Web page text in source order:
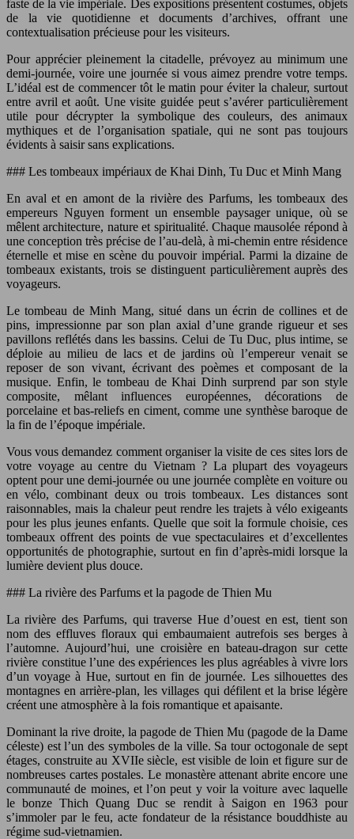
faste de la vie impériale. Des expositions présentent costumes, objets
de la vie quotidienne et documents d’archives, offrant une
contextualisation précieuse pour les visiteurs.
Pour apprécier pleinement la citadelle, prévoyez au minimum une
demi-journée, voire une journée si vous aimez prendre votre temps.
L’idéal est de commencer tôt le matin pour éviter la chaleur, surtout
entre avril et août. Une visite guidée peut s’avérer particulièrement
utile pour décrypter la symbolique des couleurs, des animaux
mythiques et de l’organisation spatiale, qui ne sont pas toujours
évidents à saisir sans explications.
### Les tombeaux impériaux de Khai Dinh, Tu Duc et Minh Mang
En aval et en amont de la rivière des Parfums, les tombeaux des
empereurs Nguyen forment un ensemble paysager unique, où se
mêlent architecture, nature et spiritualité. Chaque mausolée répond à
une conception très précise de l’au-delà, à mi-chemin entre résidence
éternelle et mise en scène du pouvoir impérial. Parmi la dizaine de
tombeaux existants, trois se distinguent particulièrement auprès des
voyageurs.
Le tombeau de Minh Mang, situé dans un écrin de collines et de
pins, impressionne par son plan axial d’une grande rigueur et ses
pavillons reflétés dans les bassins. Celui de Tu Duc, plus intime, se
déploie au milieu de lacs et de jardins où l’empereur venait se
reposer de son vivant, écrivant des poèmes et composant de la
musique. Enfin, le tombeau de Khai Dinh surprend par son style
composite, mêlant influences européennes, décorations de
porcelaine et bas-reliefs en ciment, comme une synthèse baroque de
la fin de l’époque impériale.
Vous vous demandez comment organiser la visite de ces sites lors de
votre voyage au centre du Vietnam ? La plupart des voyageurs
optent pour une demi-journée ou une journée complète en voiture ou
en vélo, combinant deux ou trois tombeaux. Les distances sont
raisonnables, mais la chaleur peut rendre les trajets à vélo exigeants
pour les plus jeunes enfants. Quelle que soit la formule choisie, ces
tombeaux offrent des points de vue spectaculaires et d’excellentes
opportunités de photographie, surtout en fin d’après-midi lorsque la
lumière devient plus douce.
### La rivière des Parfums et la pagode de Thien Mu
La rivière des Parfums, qui traverse Hue d’ouest en est, tient son
nom des effluves floraux qui embaumaient autrefois ses berges à
l’automne. Aujourd’hui, une croisière en bateau-dragon sur cette
rivière constitue l’une des expériences les plus agréables à vivre lors
d’un voyage à Hue, surtout en fin de journée. Les silhouettes des
montagnes en arrière-plan, les villages qui défilent et la brise légère
créent une atmosphère à la fois romantique et apaisante.
Dominant la rive droite, la pagode de Thien Mu (pagode de la Dame
céleste) est l’un des symboles de la ville. Sa tour octogonale de sept
étages, construite au XVIIe siècle, est visible de loin et figure sur de
nombreuses cartes postales. Le monastère attenant abrite encore une
communauté de moines, et l’on peut y voir la voiture avec laquelle
le bonze Thich Quang Duc se rendit à Saigon en 1963 pour
s’immoler par le feu, acte fondateur de la résistance bouddhiste au
régime sud-vietnamien.